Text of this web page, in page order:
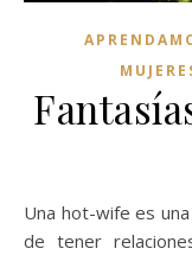
Una hot-wife es una mujer a quien su pareja le da permiso
de tener